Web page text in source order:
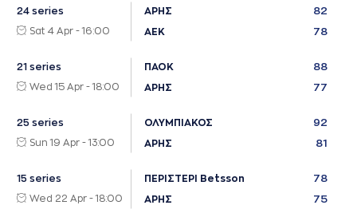
24 series
Sat 4 Apr - 16:00
ΑΡΗΣ 82
ΑΕΚ 78
21 series
Wed 15 Apr - 18:00
ΠΑΟΚ 88
ΑΡΗΣ 77
25 series
Sun 19 Apr - 13:00
ΟΛΥΜΠΙΑΚΟΣ 92
ΑΡΗΣ 81
15 series
Wed 22 Apr - 18:00
ΠΕΡΙΣΤΕΡΙ Betsson 78
ΑΡΗΣ 75